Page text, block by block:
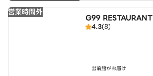
営業時間外
G99 RESTAURANT
4.3(8)
出前館がお届け